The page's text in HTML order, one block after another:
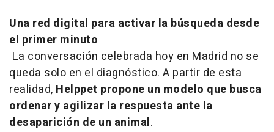
Una red digital para activar la búsqueda desde
el primer minuto
La conversación celebrada hoy en Madrid no se
queda solo en el diagnóstico. A partir de esta
realidad, Helppet propone un modelo que busca
ordenar y agilizar la respuesta ante la
desaparición de un animal.